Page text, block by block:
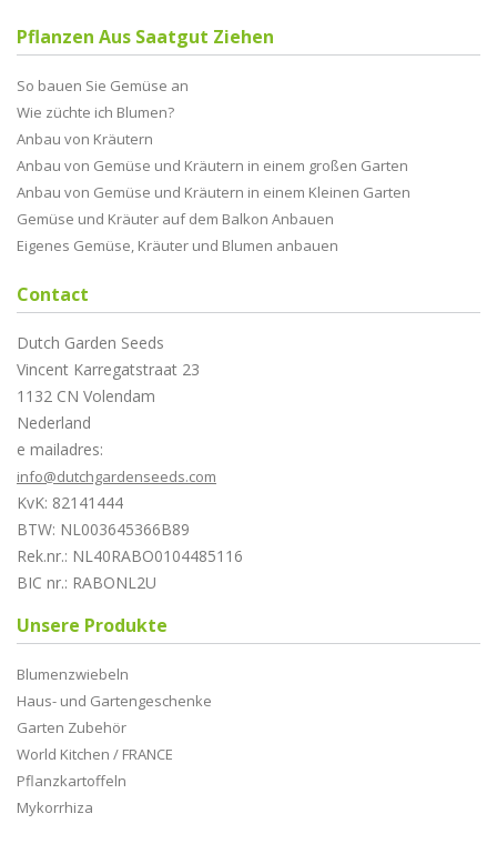
Pflanzen Aus Saatgut Ziehen
So bauen Sie Gemüse an
Wie züchte ich Blumen?
Anbau von Kräutern
Anbau von Gemüse und Kräutern in einem großen Garten
Anbau von Gemüse und Kräutern in einem Kleinen Garten
Gemüse und Kräuter auf dem Balkon Anbauen
Eigenes Gemüse, Kräuter und Blumen anbauen
Contact
Dutch Garden Seeds
Vincent Karregatstraat 23
1132 CN Volendam
Nederland
e mailadres:
info@dutchgardenseeds.com
KvK: 82141444
BTW: NL003645366B89
Rek.nr.: NL40RABO0104485116
BIC nr.: RABONL2U
Unsere Produkte
Blumenzwiebeln
Haus- und Gartengeschenke
Garten Zubehör
World Kitchen / FRANCE
Pflanzkartoffeln
Mykorrhiza